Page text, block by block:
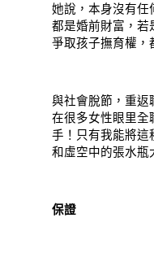
她說，本身沒有任
都是婚前財富，若
爭取孩子撫育權，
與社會脫節，重
在很多女性眼里全
手！只有我能將這
和虛空中的張水瓶
保證